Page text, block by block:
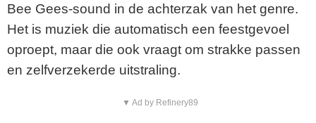
Bee Gees-sound in de achterzak van het genre.
Het is muziek die automatisch een feestgevoel
oproept, maar die ook vraagt om strakke passen
en zelfverzekerde uitstraling.
▼ Ad by Refinery89